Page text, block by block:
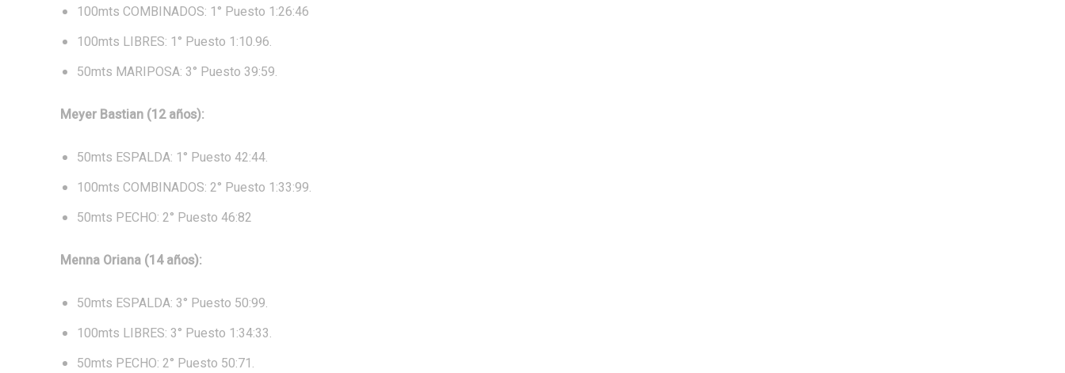
100mts COMBINADOS: 1° Puesto 1:26:46
100mts LIBRES: 1° Puesto 1:10.96.
50mts MARIPOSA: 3° Puesto 39:59.
Meyer Bastian (12 años):
50mts ESPALDA: 1° Puesto 42:44.
100mts COMBINADOS: 2° Puesto 1:33:99.
50mts PECHO: 2° Puesto 46:82
Menna Oriana (14 años):
50mts ESPALDA: 3° Puesto 50:99.
100mts LIBRES: 3° Puesto 1:34:33.
50mts PECHO: 2° Puesto 50:71.